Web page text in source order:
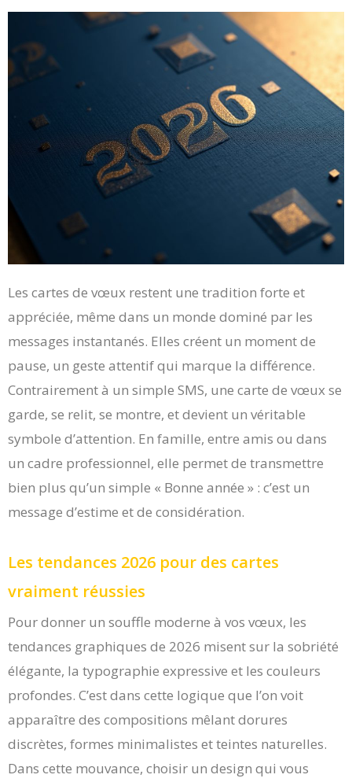
Les cartes de vœux restent une tradition forte et
appréciée, même dans un monde dominé par les
messages instantanés. Elles créent un moment de
pause, un geste attentif qui marque la différence.
Contrairement à un simple SMS, une carte de vœux se
garde, se relit, se montre, et devient un véritable
symbole d’attention. En famille, entre amis ou dans
un cadre professionnel, elle permet de transmettre
bien plus qu’un simple « Bonne année » : c’est un
message d’estime et de considération.
Les tendances 2026 pour des cartes
vraiment réussies
Pour donner un souffle moderne à vos vœux, les
tendances graphiques de 2026 misent sur la sobriété
élégante, la typographie expressive et les couleurs
profondes. C’est dans cette logique que l’on voit
apparaître des compositions mêlant dorures
discrètes, formes minimalistes et teintes naturelles.
Dans cette mouvance, choisir un design qui vous